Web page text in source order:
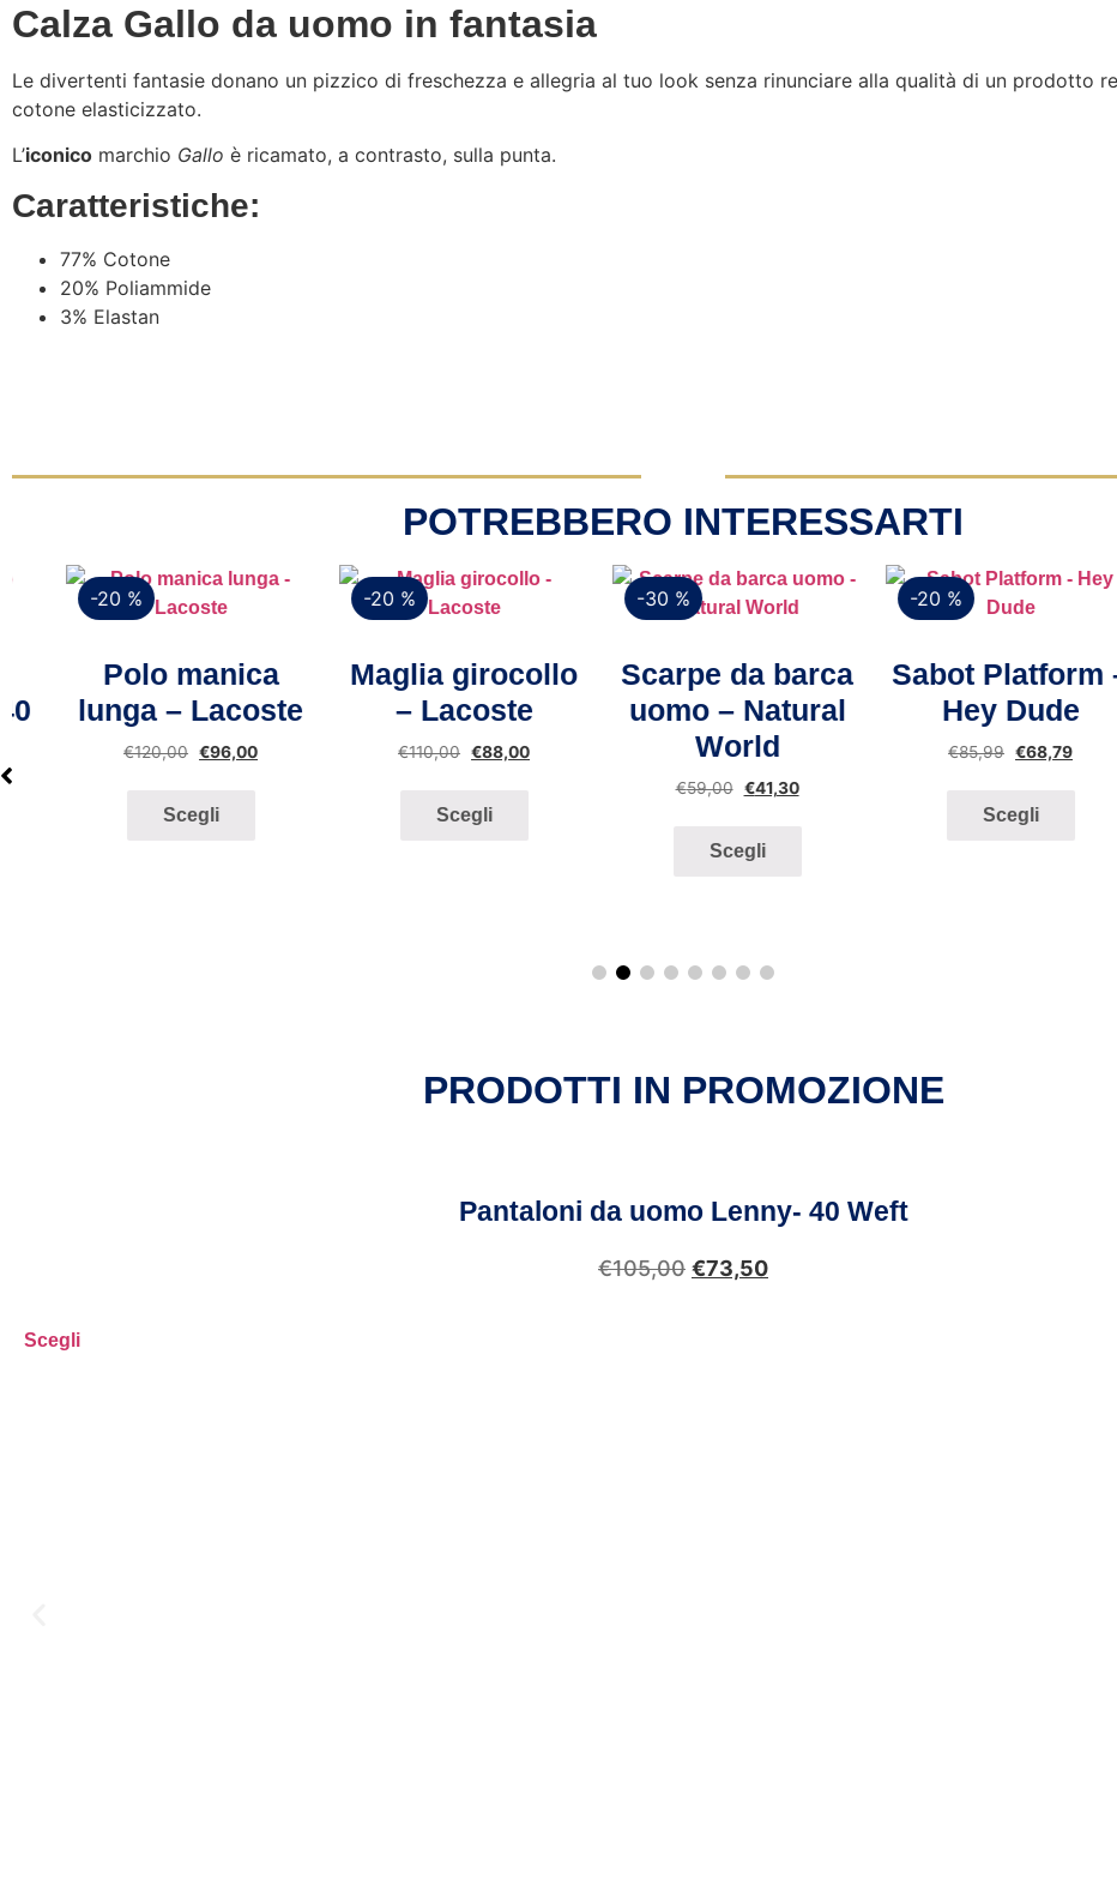
Calza Gallo da uomo in fantasia
Le divertenti fantasie donano un pizzico di freschezza e allegria al tuo look senza rinunciare alla qualità di un prodotto
cotone elasticizzato.
L’iconico marchio Gallo è ricamato, a contrasto, sulla punta.
Caratteristiche:
77% Cotone
20% Poliammide
3% Elastan
POTREBBERO INTERESSARTI
-20 %
Polo manica
lunga – Lacoste
120,00 €96,00
Scegli
-20 %
Maglia girocollo
– Lacoste
110,00 €88,00
Scegli
-30 %
Scarpe da barca
uomo – Natural
World
59,00 €41,30
Scegli
-20 %
Sabot Platform –
Hey Dude
85,99 €68,79
Scegli